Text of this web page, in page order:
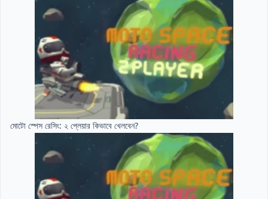
মোটো স্পেস রেসিং: ২ প্লেয়ার কিভাবে খেলবেন?